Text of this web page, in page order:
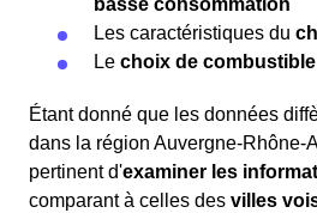
basse consommation
Les caractéristiques du
Le choix de combustible
Étant donné que les données
dans la région Auvergne-Rhône-
pertinent d'examiner les
comparant à celles des villes